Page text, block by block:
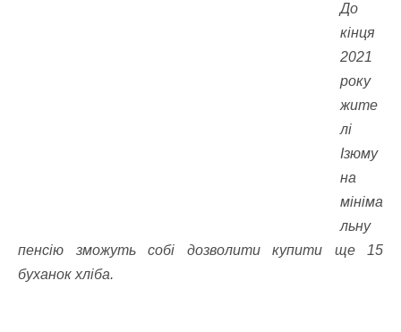
До
кінця
2021
року
жите
лі
Ізюму
на
мініма
льну
пенсію зможуть собі дозволити купити ще 15
буханок хліба.